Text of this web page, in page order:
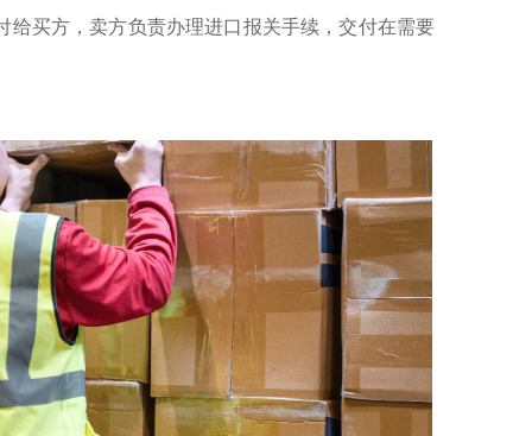
买方，卖方负责办理进口报关手续，交付在需要